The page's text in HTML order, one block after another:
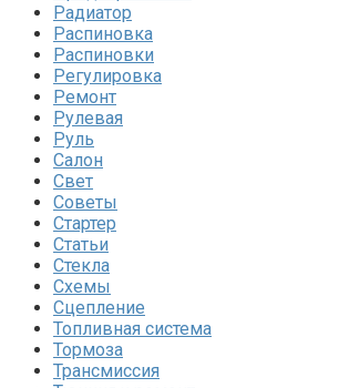
Радиатор
Распиновка
Распиновки
Регулировка
Ремонт
Рулевая
Руль
Салон
Свет
Советы
Стартер
Статьи
Стекла
Схемы
Сцепление
Топливная система
Тормоза
Трансмиссия